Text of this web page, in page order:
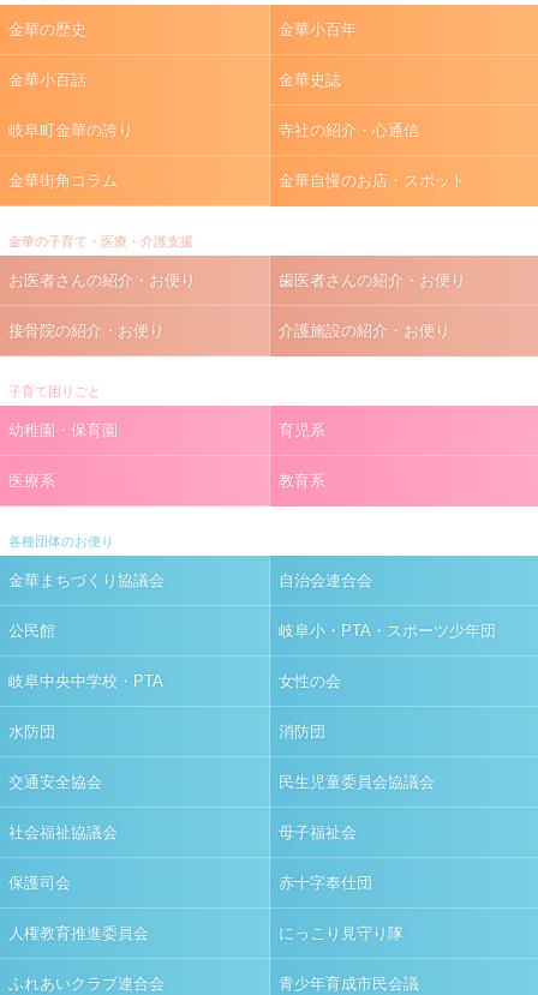
金華の歴史 金華小百年
金華小百話 金華史誌
岐阜町金華の誇り 寺社の紹介・心通信
金華街角コラム 金華自慢のお店・スポット
金華の子育て・医療・介護支援
お医者さんの紹介・お便り 歯医者さんの紹介・お便り
接骨院の紹介・お便り 介護施設の紹介・お便り
子育て困りごと
幼稚園・保育園 育児系
医療系 教育系
各種団体のお便り
金華まちづくり協議会 自治会連合会
公民館 岐阜小・PTA・スポーツ少年団
岐阜中央中学校・PTA 女性の会
水防団 消防団
交通安全協会 民生児童委員会協議会
社会福祉協議会 母子福祉会
保護司会 赤十字奉仕団
人権教育推進委員会 にっこり見守り隊
ふれあいクラブ連合会 青少年育成市民会議